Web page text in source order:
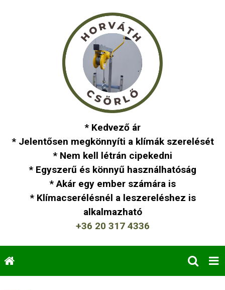
* Kedvező ár
* Jelentősen megkönnyíti a klímák szerelését
* Nem kell létrán cipekedni
* Egyszerű és könnyű használhatóság
* Akár egy ember számára is
* Klímacserélésnél a leszereléshez is
alkalmazható
+36 20 317 4336